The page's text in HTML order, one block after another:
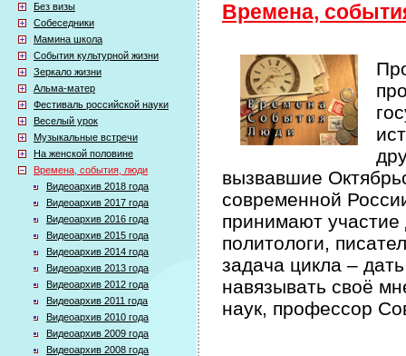
Без визы
Собеседники
Мамина школа
События культурной жизни
Зеркало жизни
Альма-матер
Фестиваль российской науки
Веселый урок
Музыкальные встречи
На женской половине
Времена, события, люди
Видеоархив 2018 года
Видеоархив 2017 года
Видеоархив 2016 года
Видеоархив 2015 года
Видеоархив 2014 года
Видеоархив 2013 года
Видеоархив 2012 года
Видеоархив 2011 года
Видеоархив 2010 года
Видеоархив 2009 года
Видеоархив 2008 года
Времена,
вызвавшие
современной
принимают участие
политологи,
задача цикла –
навязывать своё
наук, профессор